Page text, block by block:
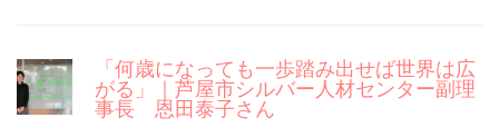
「何歳になっても一歩踏み出せば世界は広
がる」｜芦屋市シルバー人材センター副理
事長 恩田泰子さん